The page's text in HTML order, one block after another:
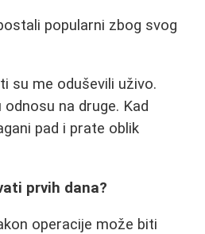
popularni zbog svog
su me oduševili uživo.
na druge. Kad
pad i prate oblik
prvih dana?
operacije može biti